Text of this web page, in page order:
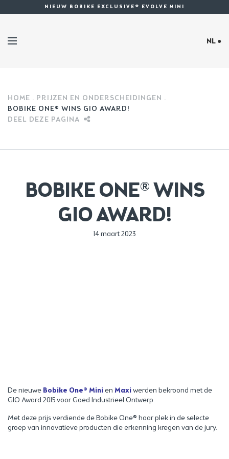
NIEUW BOBIKE EXCLUSIVE® EVOLVE MINI
NL ●
HOME
PRIJZEN EN ONDERSCHEIDINGEN
BOBIKE ONE® WINS GIO AWARD!
DEEL DEZE PAGINA
BOBIKE ONE® WINS
GIO AWARD!
Gepubliceerd in:
14 maart 2023
De nieuwe Bobike One® Minien Maxiwerden bekroond met de
GIO Award 2015 voor Goed Industrieel Ontwerp.
Met deze prijs verdiende de Bobike One® haar plek in de selecte
groep van innovatieve producten die erkenning kregen van de jury.